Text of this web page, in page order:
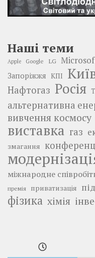
Наші теми
Apple Google LG
Запоріжжя КПІ
Нафтогаз Росія
альтернативна
вивчення космосу
виставка газ
змагання
міжнародне
премія приватизація
фізика хімія